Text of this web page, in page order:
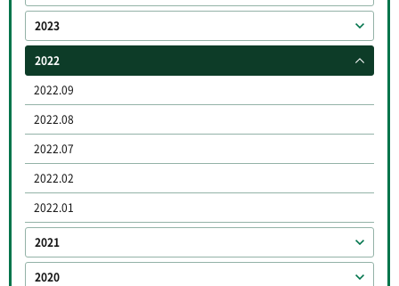
2023
2022
2022.09
2022.08
2022.07
2022.02
2022.01
2021
2020